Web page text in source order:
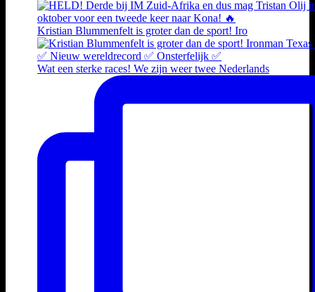
Kristian Blummenfelt is groter dan de sport! Iro
Wat een sterke races! We zijn weer twee Nederlands